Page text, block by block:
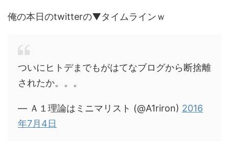
俺の本日のtwitterの▼タイムラインｗ
ついにヒトデまでもがはてなブログから断捨離
されたか。。。
— Ａ１理論はミニマリスト (@A1riron) 2016
年7月4日